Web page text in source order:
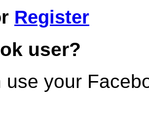
Register
user?
use your